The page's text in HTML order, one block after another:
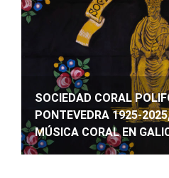
SOCIEDAD CORAL
PONTEVEDRA 1925-
MÚSICA CORAL EN